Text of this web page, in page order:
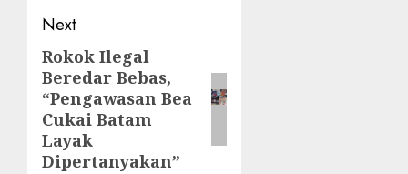
Next
Next
post:
Rokok Ilegal
Beredar Bebas,
“Pengawasan Bea
Cukai Batam
Layak
Dipertanyakan”